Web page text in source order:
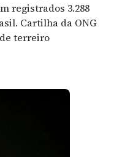
registrados 3.288
Cartilha da ONG
terreiro